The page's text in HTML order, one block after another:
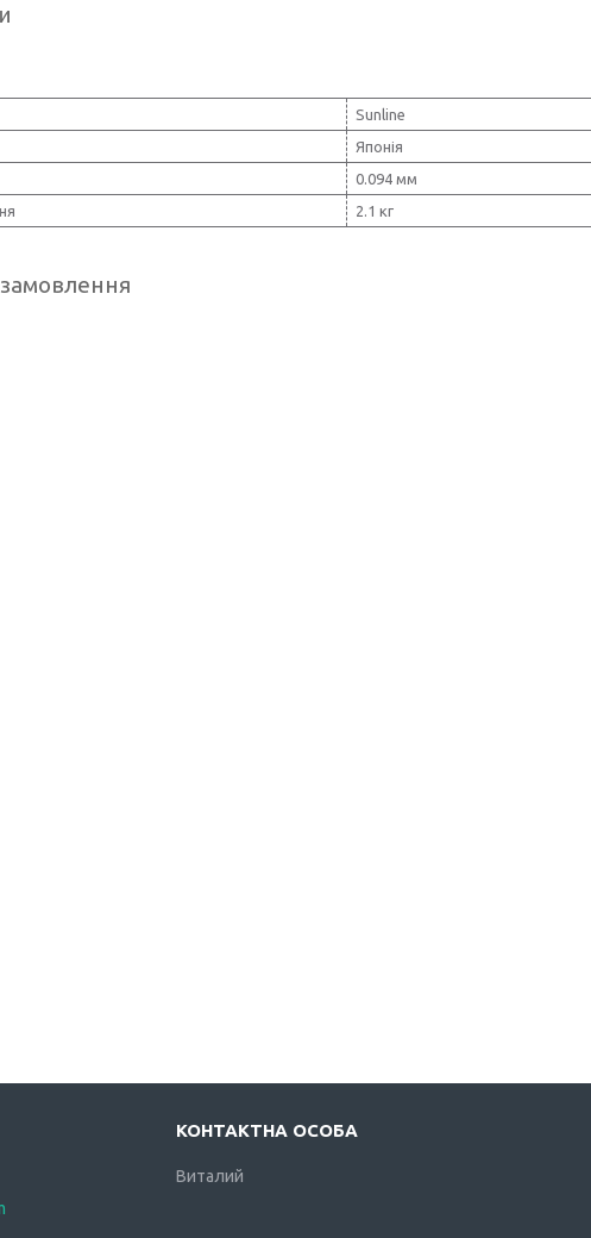
Sunline
Японія
0.094 мм
2.1 кг
Виталий